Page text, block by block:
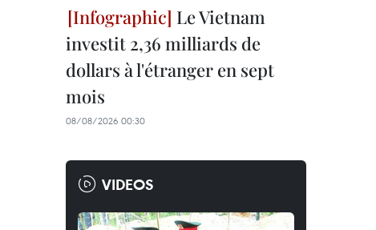
Le Vietnam
investit 2,36 milliards de
dollars à l'étranger en sept
mois
08/08/2026 00:30
VIDEOS